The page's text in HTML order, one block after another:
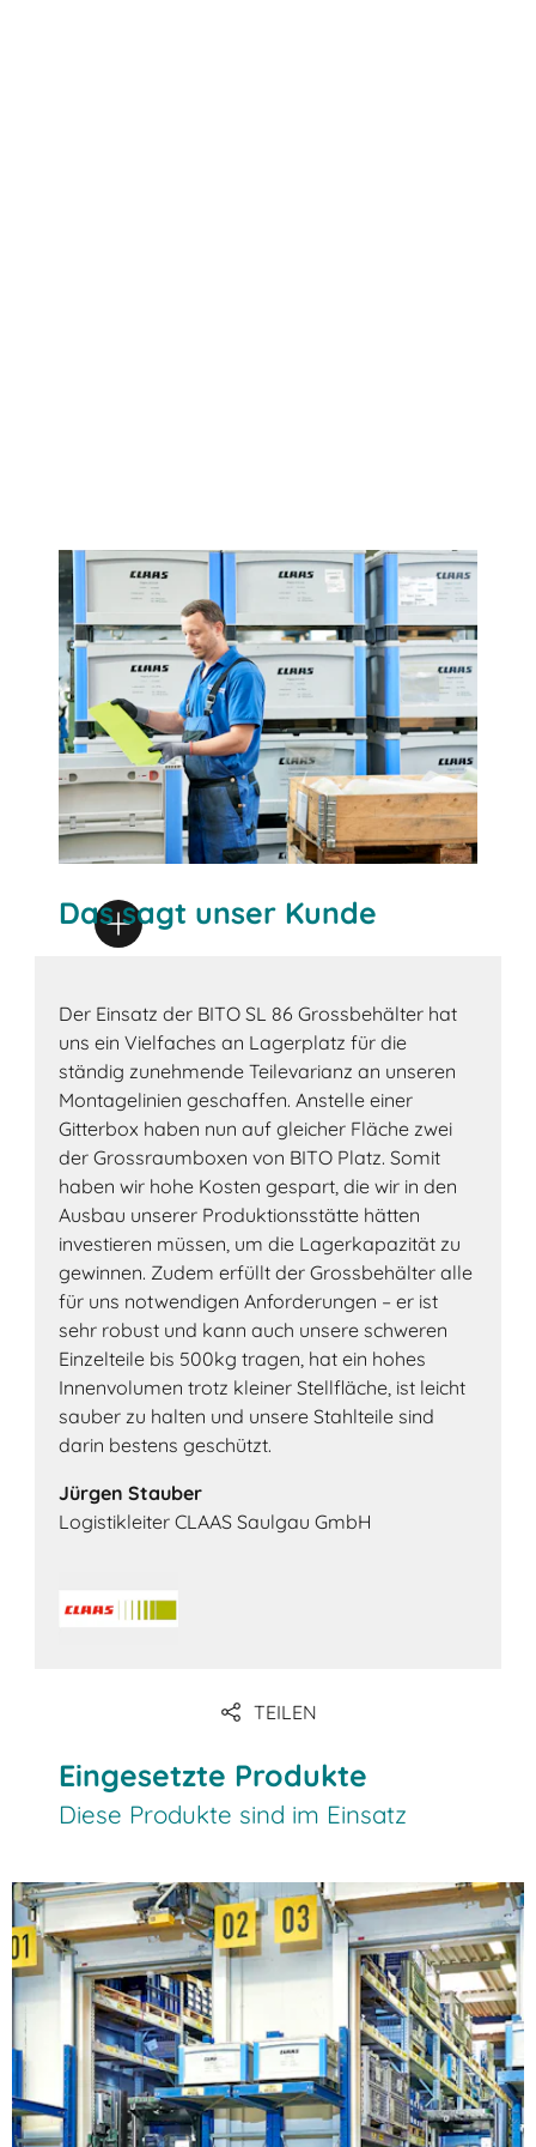
Das sagt unser Kunde
Der Einsatz der BITO SL 86 Grossbehälter hat
uns ein Vielfaches an Lagerplatz für die
ständig zunehmende Teilevarianz an unseren
Montagelinien geschaffen. Anstelle einer
Gitterbox haben nun auf gleicher Fläche zwei
der Grossraumboxen von BITO Platz. Somit
haben wir hohe Kosten gespart, die wir in den
Ausbau unserer Produktionsstätte hätten
investieren müssen, um die Lagerkapazität zu
gewinnen. Zudem erfüllt der Grossbehälter alle
für uns notwendigen Anforderungen – er ist
sehr robust und kann auch unsere schweren
Einzelteile bis 500kg tragen, hat ein hohes
Innenvolumen trotz kleiner Stellfläche, ist leicht
sauber zu halten und unsere Stahlteile sind
darin bestens geschützt.
Jürgen Stauber
Logistikleiter CLAAS Saulgau GmbH
TEILEN
Eingesetzte Produkte
Diese Produkte sind im Einsatz